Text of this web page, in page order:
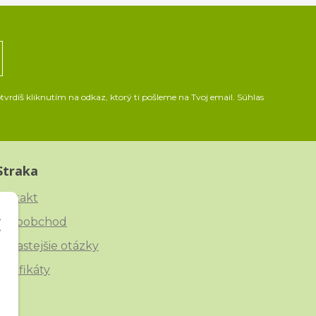
kliknutím na odkaz, ktorý ti pošleme na Tvoj email. Súhlas
otázky